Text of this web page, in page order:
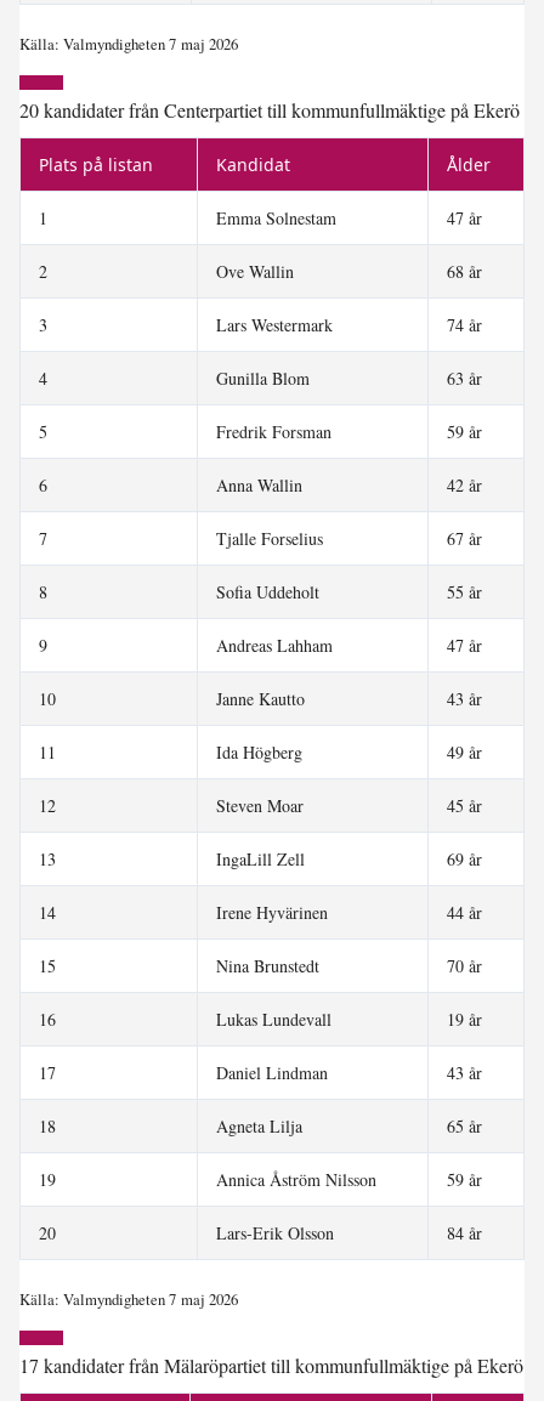
Källa: Valmyndigheten 7 maj 2026
20 kandidater från Centerpartiet till kommunfullmäktige på Ekerö
Plats på listan Kandidat Ålder
1 Emma Solnestam 47 år
2 Ove Wallin 68 år
3 Lars Westermark 74 år
4 Gunilla Blom 63 år
5 Fredrik Forsman 59 år
6 Anna Wallin 42 år
7 Tjalle Forselius 67 år
8 Sofia Uddeholt 55 år
9 Andreas Lahham 47 år
10 Janne Kautto 43 år
11 Ida Högberg 49 år
12 Steven Moar 45 år
13 IngaLill Zell 69 år
14 Irene Hyvärinen 44 år
15 Nina Brunstedt 70 år
16 Lukas Lundevall 19 år
17 Daniel Lindman 43 år
18 Agneta Lilja 65 år
19 Annica Åström Nilsson 59 år
20 Lars-Erik Olsson 84 år
Källa: Valmyndigheten 7 maj 2026
17 kandidater från Mälaröpartiet till kommunfullmäktige på Ekerö